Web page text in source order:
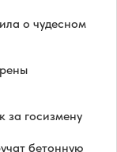
о чудесном
за госизмену
бетонную